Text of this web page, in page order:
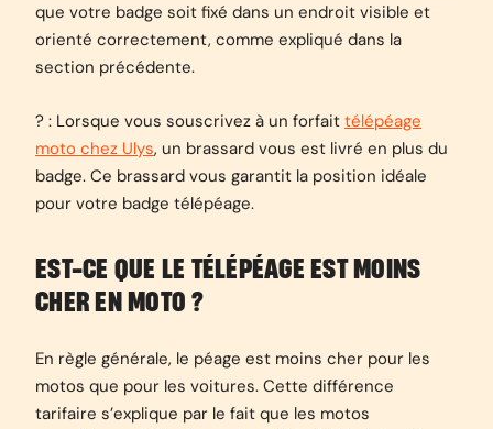
que votre badge soit fixé dans un endroit visible et
orienté correctement, comme expliqué dans la
section précédente.
? : Lorsque vous souscrivez à un forfait télépéage
moto chez Ulys, un brassard vous est livré en plus du
badge. Ce brassard vous garantit la position idéale
pour votre badge télépéage.
EST-CE QUE LE TÉLÉPÉAGE EST MOINS
CHER EN MOTO ?
En règle générale, le péage est moins cher pour les
motos que pour les voitures. Cette différence
tarifaire s’explique par le fait que les motos